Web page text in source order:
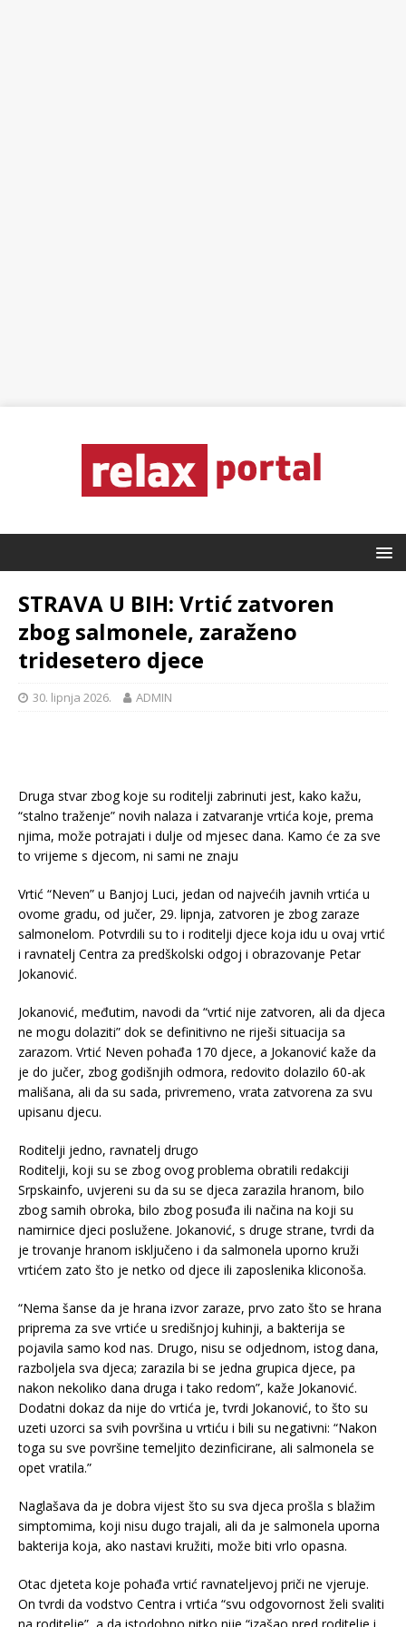
STRAVA U BIH: Vrtić zatvoren
zbog salmonele, zaraženo
tridesetero djece
30. lipnja 2026. ADMIN
Druga stvar zbog koje su roditelji zabrinuti jest, kako kažu,
“stalno traženje” novih nalaza i zatvaranje vrtića koje, prema
njima, može potrajati i dulje od mjesec dana. Kamo će za sve
to vrijeme s djecom, ni sami ne znaju
Vrtić “Neven” u Banjoj Luci, jedan od najvećih javnih vrtića u
ovome gradu, od jučer, 29. lipnja, zatvoren je zbog zaraze
salmonelom. Potvrdili su to i roditelji djece koja idu u ovaj vrtić
i ravnatelj Centra za predškolski odgoj i obrazovanje Petar
Jokanović.
Jokanović, međutim, navodi da “vrtić nije zatvoren, ali da djeca
ne mogu dolaziti” dok se definitivno ne riješi situacija sa
zarazom. Vrtić Neven pohađa 170 djece, a Jokanović kaže da
je do jučer, zbog godišnjih odmora, redovito dolazilo 60-ak
mališana, ali da su sada, privremeno, vrata zatvorena za svu
upisanu djecu.
Roditelji jedno, ravnatelj drugo
Roditelji, koji su se zbog ovog problema obratili redakciji
Srpskainfo, uvjereni su da su se djeca zarazila hranom, bilo
zbog samih obroka, bilo zbog posuđa ili načina na koji su
namirnice djeci poslužene. Jokanović, s druge strane, tvrdi da
je trovanje hranom isključeno i da salmonela uporno kruži
vrtićem zato što je netko od djece ili zaposlenika kliconoša.
“Nema šanse da je hrana izvor zaraze, prvo zato što se hrana
priprema za sve vrtiće u središnjoj kuhinji, a bakterija se
pojavila samo kod nas. Drugo, nisu se odjednom, istog dana,
razboljela sva djeca; zarazila bi se jedna grupica djece, pa
nakon nekoliko dana druga i tako redom”, kaže Jokanović.
Dodatni dokaz da nije do vrtića je, tvrdi Jokanović, to što su
uzeti uzorci sa svih površina u vrtiću i bili su negativni: “Nakon
toga su sve površine temeljito dezinficirane, ali salmonela se
opet vratila.”
Naglašava da je dobra vijest što su sva djeca prošla s blažim
simptomima, koji nisu dugo trajali, ali da je salmonela uporna
bakterija koja, ako nastavi kružiti, može biti vrlo opasna.
Otac djeteta koje pohađa vrtić ravnateljevoj priči ne vjeruje.
On tvrdi da vodstvo Centra i vrtića “svu odgovornost želi svaliti